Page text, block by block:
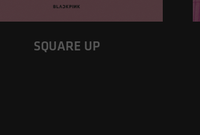
SQUARE UP